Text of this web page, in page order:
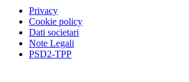
Privacy
Cookie policy
Dati societari
Note Legali
PSD2-TPP